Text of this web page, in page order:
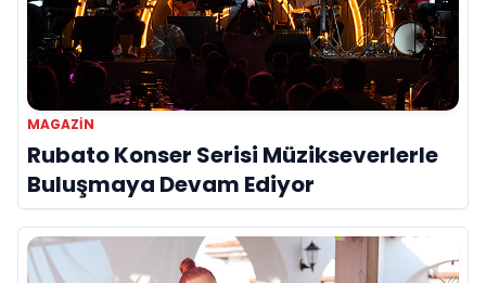
MAGAZIN
Rubato Konser Serisi Müzikseverlerle
Buluşmaya Devam Ediyor